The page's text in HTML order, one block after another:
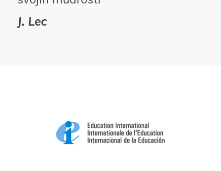
J. Lec